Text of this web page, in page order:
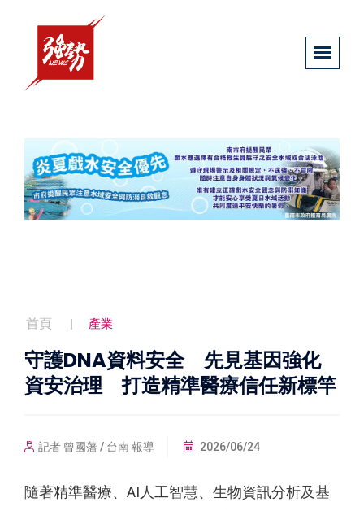
首頁 產業
守護DNA資料安全 先見基因強化
資安治理 打造精準醫療信任新標竿
記者 曾國藩 / 台南 報導 2026/06/24
隨著精準醫療、AI人工智慧、生物資訊分析及基